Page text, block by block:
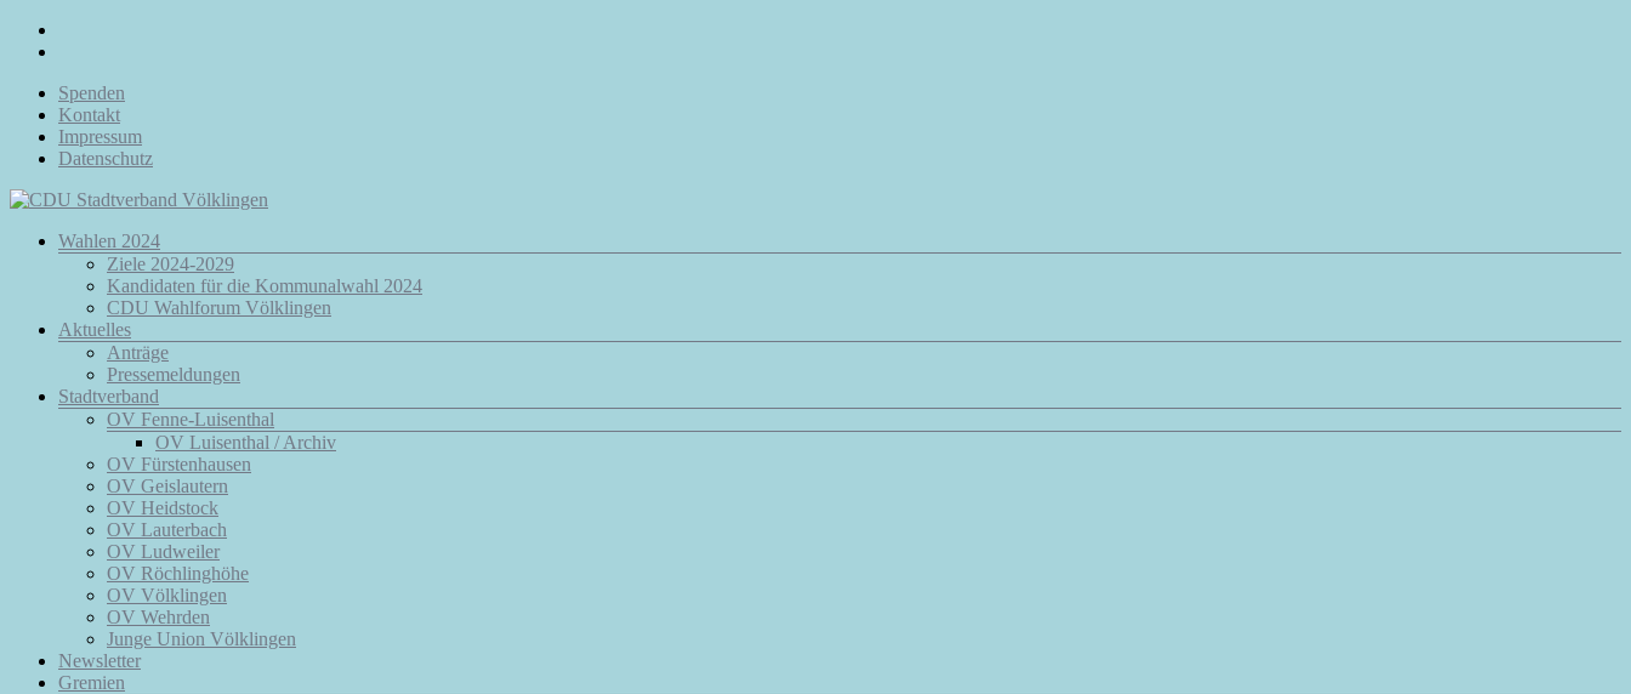
Zum
Inhalt
Spenden
Kontakt
Impressum
Datenschutz
CDU
Stadtverband
Völklingen
Euch.
Menü
Wahlen 2024
Ziele 2024-2029
Kandidaten für die Kommunalwahl 2024
CDU Wahlforum Völklingen
Aktuelles
Anträge
Pressemeldungen
Stadtverband
OV Fenne-Luisenthal
OV Luisenthal / Archiv
OV Fürstenhausen
OV Geislautern
OV Heidstock
OV Lauterbach
OV Ludweiler
OV Röchlinghöhe
OV Völklingen
OV Wehrden
Junge Union Völklingen
Newsletter
Gremien